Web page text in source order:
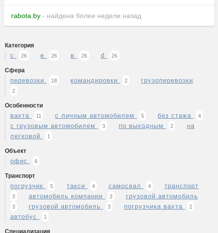
rabota.by - найдена более недели назад
Категория
с 26 е 26 в 26 d 26
Сфера
перевозки 18 командировки 2 грузоперевозки
2
Особенности
вахта 11 с личным автомобилем 5 без стажа 4
с грузовым автомобилем 3 по выходным 2
на
легковой
1
Объект
офис 6
Транспорт
погрузчик 5 такси 4 самосвал 4 транспорт
3 автомобиль компании 3 грузовой автомобиль
3 грузовой автомобиль 3 погрузчика вахта 2
автобус 1